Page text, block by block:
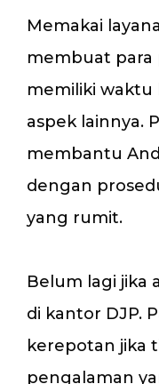
Memakai
membuat para
memiliki
aspek lainnya.
membantu
dengan
yang rumit.
Belum lagi jika
di kantor DJP.
kerepotan jika
pengalaman